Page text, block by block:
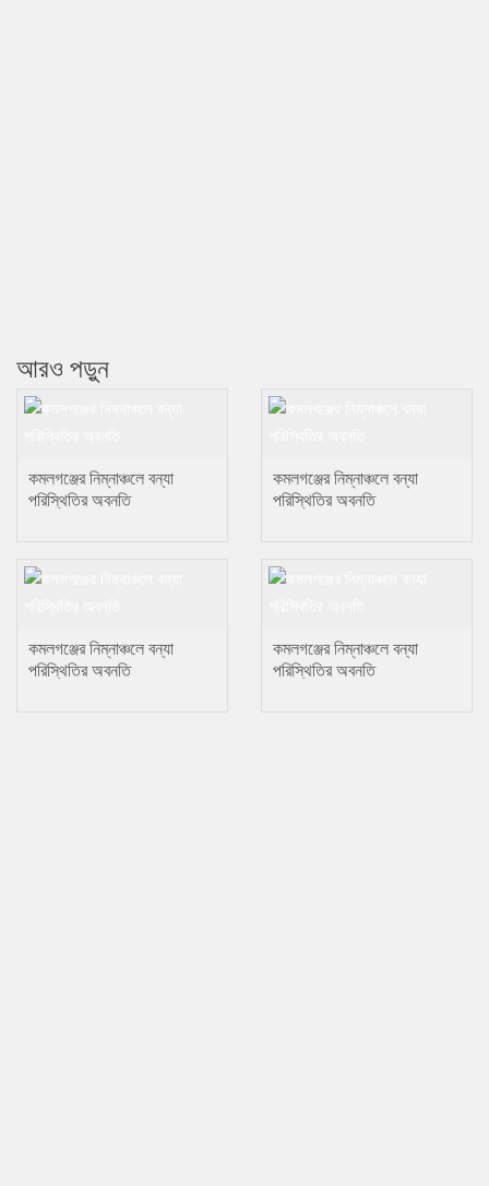
আরও পড়ুন
কমলগঞ্জের নিম্নাঞ্চলে বন্যা
পরিস্থিতির অবনতি
কমলগঞ্জের নিম্নাঞ্চলে বন্যা
পরিস্থিতির অবনতি
কমলগঞ্জের নিম্নাঞ্চলে বন্যা
পরিস্থিতির অবনতি
কমলগঞ্জের নিম্নাঞ্চলে বন্যা
পরিস্থিতির অবনতি